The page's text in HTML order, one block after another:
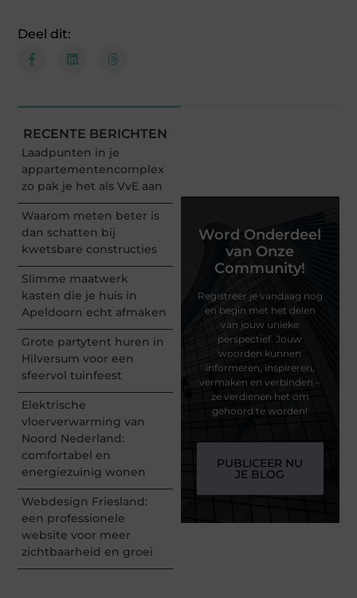
Deel dit:
RECENTE BERICHTEN
Laadpunten in je
appartementencomplex
zo pak je het als VvE aan
Waarom meten beter is
dan schatten bij
kwetsbare constructies
Slimme maatwerk
kasten die je huis in
Apeldoorn echt afmaken
Grote partytent huren in
Hilversum voor een
sfeervol tuinfeest
Elektrische
vloerverwarming van
Noord Nederland:
comfortabel en
energiezuinig wonen
Webdesign Friesland:
een professionele
website voor meer
zichtbaarheid en groei
Word Onderdeel
van Onze
Community!
Registreer je vandaag nog
en begin met het delen
van jouw unieke
perspectief. Jouw
woorden kunnen
informeren, inspireren,
vermaken en verbinden –
ze verdienen het om
gehoord te worden!
PUBLICEER NU
JE BLOG